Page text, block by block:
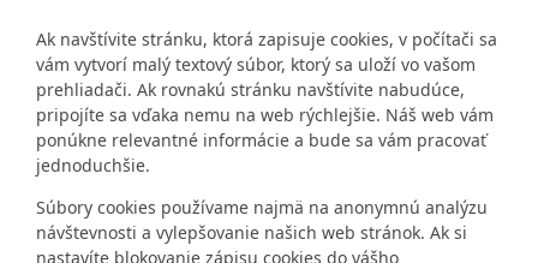
Ak navštívite stránku, ktorá zapisuje cookies, v počítači sa
vám vytvorí malý textový súbor, ktorý sa uloží vo vašom
prehliadači. Ak rovnakú stránku navštívite nabudúce,
pripojíte sa vďaka nemu na web rýchlejšie. Náš web vám
ponúkne relevantné informácie a bude sa vám pracovať
jednoduchšie.
Súbory cookies používame najmä na anonymnú analýzu
návštevnosti a vylepšovanie našich web stránok. Ak si
nastavíte blokovanie zápisu cookies do vášho
Naša mestská časť získala 3.
miesto v súťažiZlatyErb.sk
o
najlepšiu internetovú stránku
samospráv za rok 2020
IČO: 00603406
DIČ: 2020919120
IČ DPH: Nie sme platca
DPH
Bankové spojenie:
a.s., Mlynské nivy 1, 829 90
Bratislava 25